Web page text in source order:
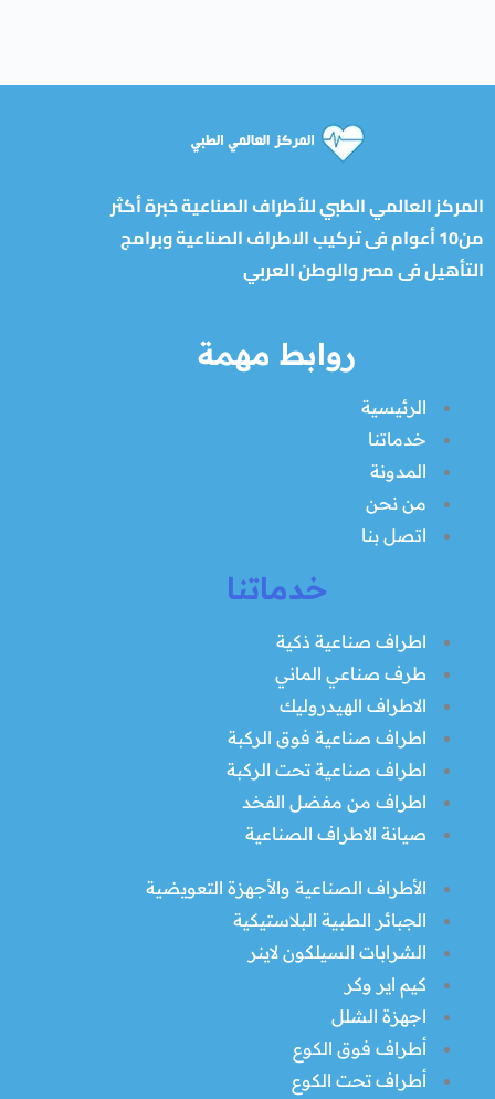
المركز العالمي الطبي للأطراف الصناعية خبرة أكثر
من10 أعوام فى تركيب الاطراف الصناعية وبرامج
التأهيل فى مصر والوطن العربي
روابط مهمة
الرئيسية
خدماتنا
المدونة
من نحن
اتصل بنا
خدماتنا
اطراف صناعية ذكية
طرف صناعي الماني
الاطراف الهيدروليك
اطراف صناعية فوق الركبة
اطراف صناعية تحت الركبة
اطراف من مفضل الفخد
صيانة الاطراف الصناعية
الأطراف الصناعية والأجهزة التعويضية
الجبائر الطبية البلاستيكية
الشرابات السيلكون لاينر
كيم اير وكر
اجهزة الشلل
أطراف فوق الكوع
أطراف تحت الكوع